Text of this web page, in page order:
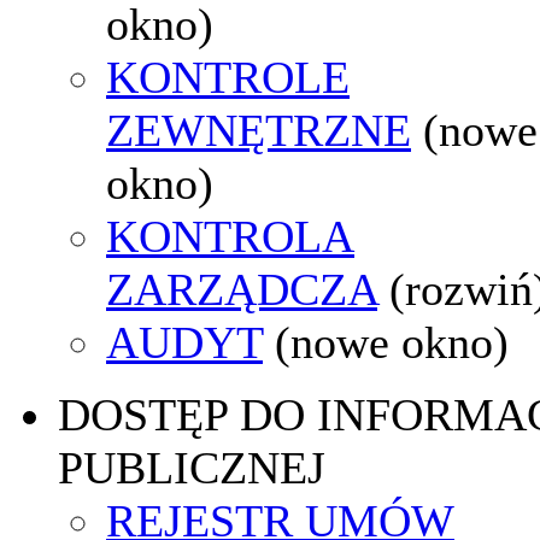
okno)
KONTROLE
ZEWNĘTRZNE (nowe
okno)
KONTROLA
ZARZĄDCZA
AUDYT (nowe okno)
DOSTĘP DO
PUBLICZNEJ
REJESTR UMÓW